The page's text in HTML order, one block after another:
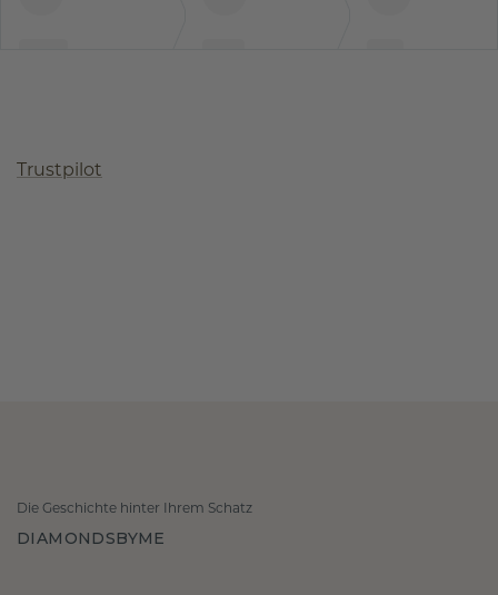
Trustpilot
Die Geschichte hinter Ihrem Schatz
DIAMONDSBYME